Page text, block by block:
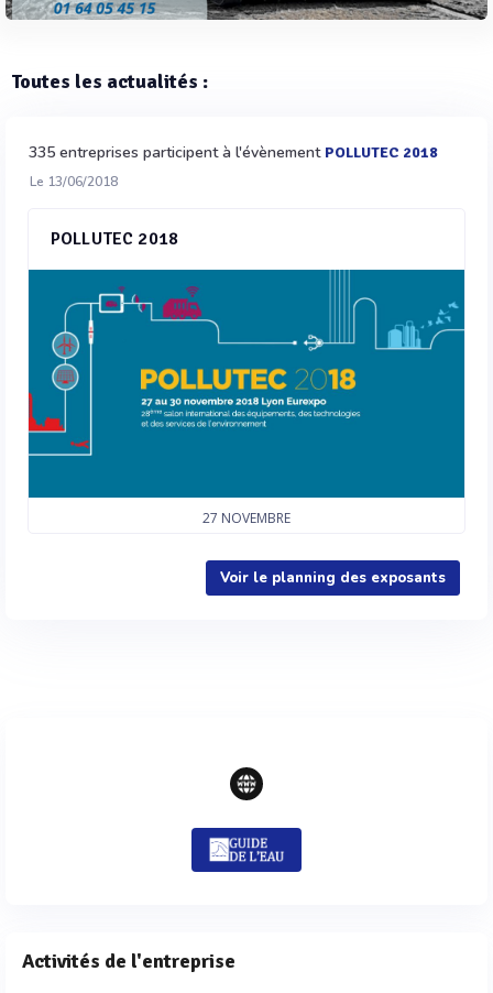
Toutes les actualités :
335 entreprises participent à l'évènement POLLUTEC 2018
Le 13/06/2018
POLLUTEC 2018
27 NOVEMBRE
Voir le planning des exposants
Activités de l'entreprise